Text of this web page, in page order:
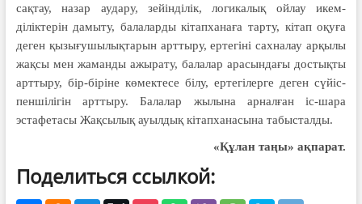
сақтау, назар ау­дару, зейінділік, логикалық ойлау икем­
діліктерін дамыту, балаларды кітап­хана­ға тарту, кітап оқуға
деген қызығушылықтарын арттыру, ертегіні сах­на­лау арқылы
жақсы мен жаманды ажыр­ату, балалар арасындағы достықты
арттыру, бір-біріне көмектесе білу, ертегі­лер­ге деген сүйіс­
пен­шілі­гін арт­тыру. Балалар жылына арналған іс-шара
эстафетасы Жақсылық ауыл­дық кітап­ханасына табысталды.
«Құлан таңы» ақпарат.
Поделиться ссылкой: